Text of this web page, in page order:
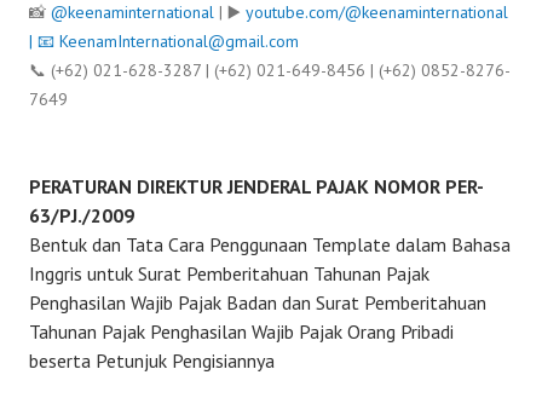
📸 @keenaminternational | ▶️ youtube.com/@keenaminternational
| 📧 KeenamInternational@gmail.com
📞 (+62) 021-628-3287 | (+62) 021-649-8456 | (+62) 0852-8276-
7649
PERATURAN DIREKTUR JENDERAL PAJAK NOMOR PER-
63/PJ./2009
Bentuk dan Tata Cara Penggunaan Template dalam Bahasa
Inggris untuk Surat Pemberitahuan Tahunan Pajak
Penghasilan Wajib Pajak Badan dan Surat Pemberitahuan
Tahunan Pajak Penghasilan Wajib Pajak Orang Pribadi
beserta Petunjuk Pengisiannya